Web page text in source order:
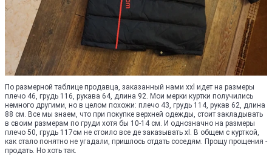
По размерной таблице продавца, заказанный нами xxl идет на размеры
плечо 46, грудь 116, рукава 64, длина 92. Мои мерки куртки получились
немного другими, но в целом похожи: плечо 43, грудь 114, рукав 62, длина
88 см. Все мы знаем, что при покупке верхней одежды, стоит закладывать
в своим размерам по груди хотя бы 10-14 см. И однозначно на размеры
плечо 50, грудь 117см не стоило все де заказывать xl. В общем с курткой,
как стало понятно не угадали, пришлось отдать соседям. Прощу прощения -
продать. Но хоть так.